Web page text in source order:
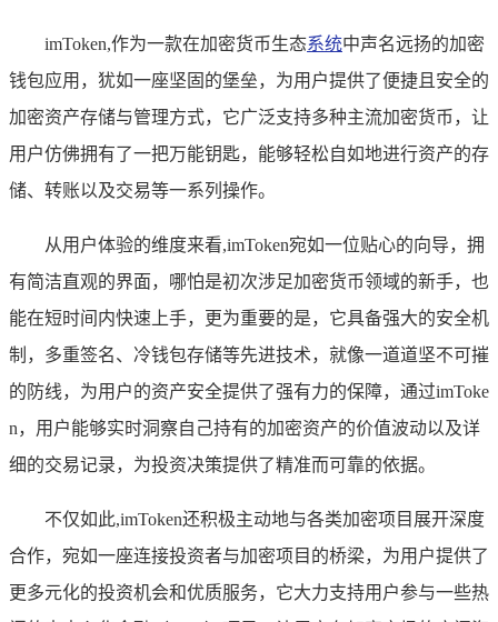
imToken,作为一款在加密货币生态系统中声名远扬的加密
钱包应用，犹如一座坚固的堡垒，为用户提供了便捷且安全的
加密资产存储与管理方式，它广泛支持多种主流加密货币，让
用户仿佛拥有了一把万能钥匙，能够轻松自如地进行资产的存
储、转账以及交易等一系列操作。
从用户体验的维度来看,imToken宛如一位贴心的向导，拥
有简洁直观的界面，哪怕是初次涉足加密货币领域的新手，也
能在短时间内快速上手，更为重要的是，它具备强大的安全机
制，多重签名、冷钱包存储等先进技术，就像一道道坚不可摧
的防线，为用户的资产安全提供了强有力的保障，通过imToke
n，用户能够实时洞察自己持有的加密资产的价值波动以及详
细的交易记录，为投资决策提供了精准而可靠的依据。
不仅如此,imToken还积极主动地与各类加密项目展开深度
合作，宛如一座连接投资者与加密项目的桥梁，为用户提供了
更多元化的投资机会和优质服务，它大力支持用户参与一些热